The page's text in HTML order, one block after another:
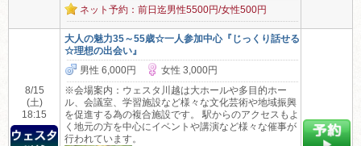
ネット予約：前日迄男性5500円/女性500円
8/15
(土)
18:15
大人の魅力35～55歳☆一人参加中心『じっくり話せる
☆理想の出会い』
男性 6,000円
女性 3,000円
※会場案内：ウェスタ川越は大ホールや多目的ホー
ル、会議室、学習施設など様々な文化芸術や地域振興
を促進する為の複合施設です。 駅からのアクセスもよ
く地元の方を中心にイベントや講演など様々な催事が
行われています。